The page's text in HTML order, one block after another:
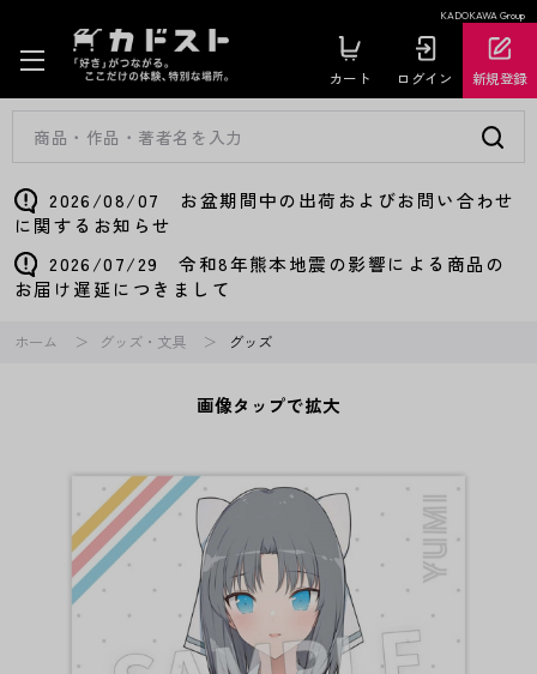
KADOKAWA Group
カート ログイン 新規登録
2026/08/07 お盆期間中の出荷およびお問い合わせ
に関するお知らせ
2026/07/29 令和8年熊本地震の影響による商品の
お届け遅延につきまして
ホーム グッズ・文具 グッズ
画像タップで拡大